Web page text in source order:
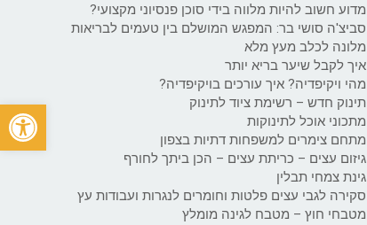
מדוע חשוב להיות מלווה בידי סוכן פנסיוני מקצועי?
סביצ'ה סושי בר: המפגש המושלם בין טעמים לבריאות
מלונה לכלב מעץ מלא
איך לקבל שיער בריא יותר
מהי ויקיפדיה? איך עורכים בויקיפדיה?
תינוק חדש – רשימת ציוד לתינוק
מתכוני אוכל לתינוקות
מתחם צימרים למשפחות דתיות בצפון
גיזום עצים – כריתת עצים – הכן ביתך לחורף
גינת צמחי תבלין
סקירה לגבי עצים פלטות וחומרים לנגרות ועבודות עץ
מטבחי חוץ – מטבח לגינה מומלץ